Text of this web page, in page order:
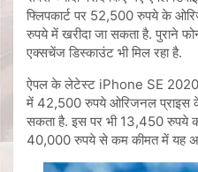
फ्लिपकार्ट पर 52,500 रुपये के
रुपये में खरीदा जा सकता है. पुराने
एक्सचेंज डिस्काउंट भी मिल रहा है.
ऐपल के लेटेस्ट iPhone SE 2020
में 42,500 रुपये ओरिजनल प्राइस
सकता है. इस पर भी 13,450 रुपये
40,000 रुपये से कम कीमत में यह